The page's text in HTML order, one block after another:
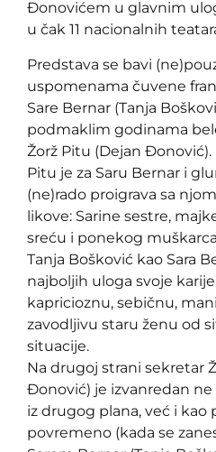
Đonovićem u glavnim
u čak 11 nacionalnih
Predstava se bavi
uspomenama čuvene
Sare Bernar (Tanja
podmaklim godinama
Žorž Pitu (Dejan
Pitu je za Saru Bernar i
(ne)rado proigrava sa
likove: Sarine sestre,
sreću i ponekog
Tanja Bošković kao Sara
najboljih uloga svoje
kapricioznu, sebičnu,
zavodljivu staru ženu od
situacije.
Na drugoj strani sekretar
Đonović) je izvanredan
iz drugog plana, već i kao
povremeno (kada se